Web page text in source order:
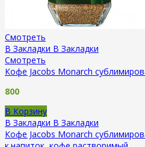
Смотреть
В Закладки В Закладки
Смотреть
Кофе Jacobs Monarch
800
В Корзину
В Закладки В Закладки
Кофе Jacobs Monarch